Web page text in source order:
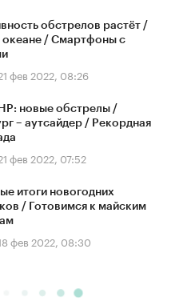
обстрелов растёт /
океане / Смартфоны с
фев 2022, 08:26
новые обстрелы /
– аутсайдер / Рекордная
фев 2022, 07:52
итоги новогодних
/ Готовимся к майским
фев 2022, 08:30